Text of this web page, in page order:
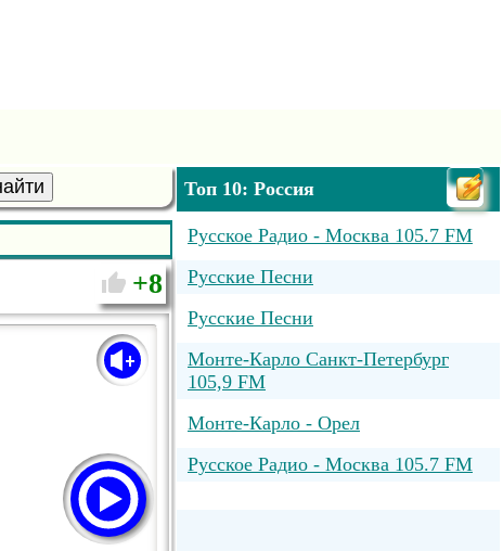
8
Топ 10: Россия
Русское Радио - Москва 105.7 FM
Русские Песни
Русские Песни
Монте-Карло Санкт-Петербург
105,9 FM
Монте-Карло - Орел
Русское Радио - Москва 105.7 FM